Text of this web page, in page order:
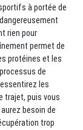
à portée de
rien pour
permet de
protéines et les
de
les
trajet, puis vous
besoin de
trop